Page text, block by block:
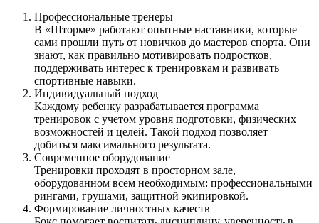
Профессиональные тренеры
В «Шторме» работают опытные наставники, которые
сами прошли путь от новичков до мастеров спорта. Они
знают, как правильно мотивировать подростков,
поддерживать интерес к тренировкам и развивать
спортивные навыки.
Индивидуальный подход
Каждому ребенку разрабатывается программа
тренировок с учетом уровня подготовки, физических
возможностей и целей. Такой подход позволяет
добиться максимального результата.
Современное оборудование
Тренировки проходят в просторном зале,
оборудованном всем необходимым: профессиональными
рингами, грушами, защитной экипировкой.
Формирование личностных качеств